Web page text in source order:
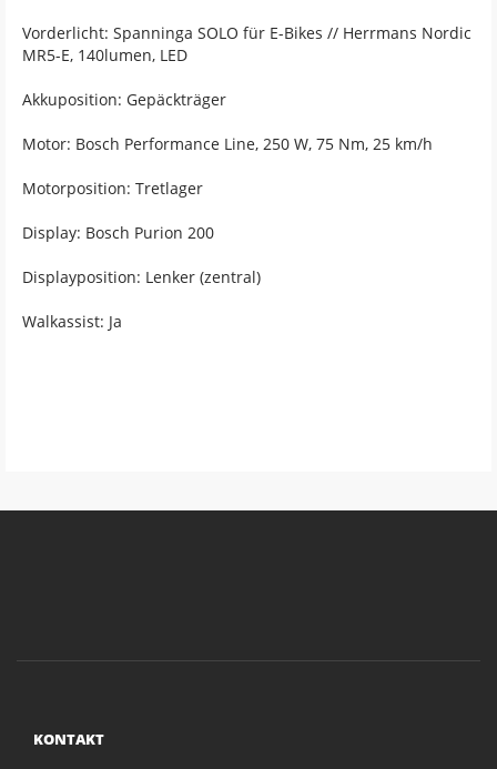
Vorderlicht: Spanninga SOLO für E-Bikes // Herrmans Nordic
MR5-E, 140lumen, LED
Akkuposition: Gepäckträger
Motor: Bosch Performance Line, 250 W, 75 Nm, 25 km/h
Motorposition: Tretlager
Display: Bosch Purion 200
Displayposition: Lenker (zentral)
Walkassist: Ja
KONTAKT